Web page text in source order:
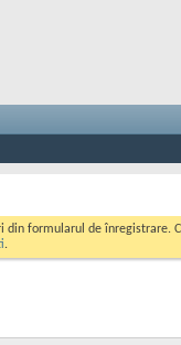
formularul de
.